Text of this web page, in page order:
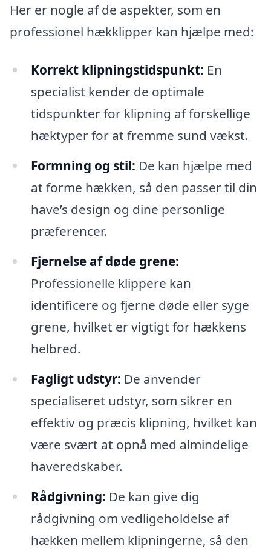
Her er nogle af de aspekter, som en
professionel hækklipper kan hjælpe med:
Korrekt klipningstidspunkt: En
specialist kender de optimale
tidspunkter for klipning af forskellige
hæktyper for at fremme sund vækst.
Formning og stil: De kan hjælpe med
at forme hækken, så den passer til din
have’s design og dine personlige
præferencer.
Fjernelse af døde grene:
Professionelle klippere kan
identificere og fjerne døde eller syge
grene, hvilket er vigtigt for hækkens
helbred.
Fagligt udstyr: De anvender
specialiseret udstyr, som sikrer en
effektiv og præcis klipning, hvilket kan
være svært at opnå med almindelige
haveredskaber.
Rådgivning: De kan give dig
rådgivning om vedligeholdelse af
hækken mellem klipningerne, så den